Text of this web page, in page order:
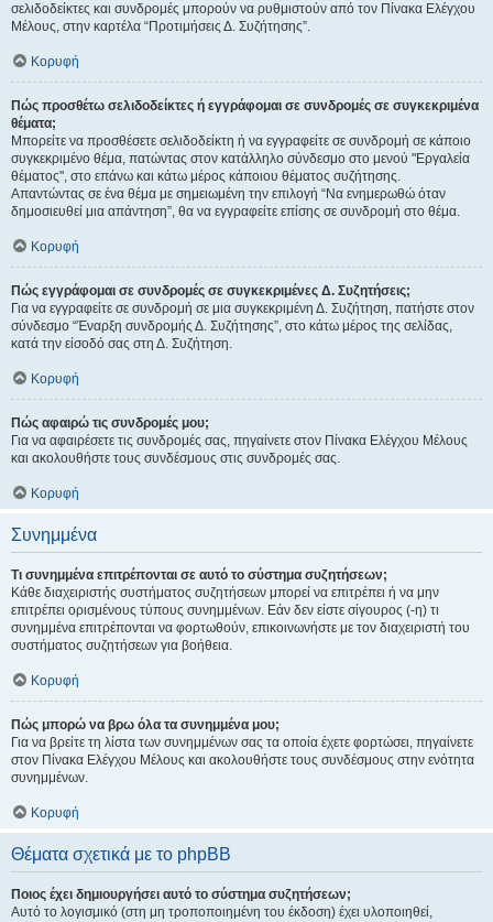
σελιδοδείκτες και συνδρομές μπορούν να ρυθμιστούν από τον Πίνακα Ελέγχου
Μέλους, στην καρτέλα “Προτιμήσεις Δ. Συζήτησης”.
Κορυφή
Πώς προσθέτω σελιδοδείκτες ή εγγράφομαι σε συνδρομές σε συγκεκριμένα
θέματα;
Μπορείτε να προσθέσετε σελιδοδείκτη ή να εγγραφείτε σε συνδρομή σε κάποιο
συγκεκριμένο θέμα, πατώντας στον κατάλληλο σύνδεσμο στο μενού "Εργαλεία
θέματος", στο επάνω και κάτω μέρος κάποιου θέματος συζήτησης.
Απαντώντας σε ένα θέμα με σημειωμένη την επιλογή “Να ενημερωθώ όταν
δημοσιευθεί μια απάντηση”, θα να εγγραφείτε επίσης σε συνδρομή στο θέμα.
Κορυφή
Πώς εγγράφομαι σε συνδρομές σε συγκεκριμένες Δ. Συζητήσεις;
Για να εγγραφείτε σε συνδρομή σε μια συγκεκριμένη Δ. Συζήτηση, πατήστε στον
σύνδεσμο “Έναρξη συνδρομής Δ. Συζήτησης”, στο κάτω μέρος της σελίδας,
κατά την είσοδό σας στη Δ. Συζήτηση.
Κορυφή
Πώς αφαιρώ τις συνδρομές μου;
Για να αφαιρέσετε τις συνδρομές σας, πηγαίνετε στον Πίνακα Ελέγχου Μέλους
και ακολουθήστε τους συνδέσμους στις συνδρομές σας.
Κορυφή
Συνημμένα
Τι συνημμένα επιτρέπονται σε αυτό το σύστημα συζητήσεων;
Κάθε διαχειριστής συστήματος συζητήσεων μπορεί να επιτρέπει ή να μην
επιτρέπει ορισμένους τύπους συνημμένων. Εάν δεν είστε σίγουρος (-η) τι
συνημμένα επιτρέπονται να φορτωθούν, επικοινωνήστε με τον διαχειριστή του
συστήματος συζητήσεων για βοήθεια.
Κορυφή
Πώς μπορώ να βρω όλα τα συνημμένα μου;
Για να βρείτε τη λίστα των συνημμένων σας τα οποία έχετε φορτώσει, πηγαίνετε
στον Πίνακα Ελέγχου Μέλους και ακολουθήστε τους συνδέσμους στην ενότητα
συνημμένων.
Κορυφή
Θέματα σχετικά με το phpBB
Ποιος έχει δημιουργήσει αυτό το σύστημα συζητήσεων;
Αυτό το λογισμικό (στη μη τροποποιημένη του έκδοση) έχει υλοποιηθεί,